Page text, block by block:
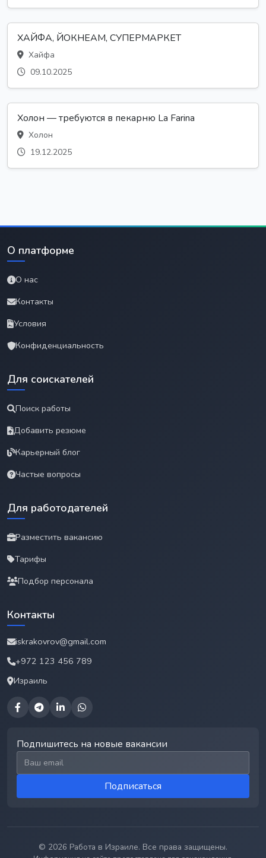
ХАЙФА, ЙОКНЕАМ, СУПЕРМАРКЕТ
Хайфа
09.10.2025
Холон — требуются в пекарню La Farina
Холон
19.12.2025
О платформе
О нас
Контакты
Условия
Конфиденциальность
Для соискателей
Поиск работы
Добавить резюме
Карьерный блог
Частые вопросы
Для работодателей
Разместить вакансию
Тарифы
Подбор персонала
Контакты
iskrakovrov@gmail.com
+972 123 456 789
Израиль
Подпишитесь на новые вакансии
Email для подписки
Подписаться
© 2026 Работа в Израиле. Все права защищены.